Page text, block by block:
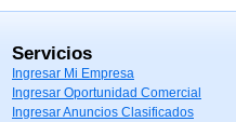
Servicios
Ingresar Mi Empresa
Ingresar Oportunidad Comercial
Ingresar Anuncios Clasificados